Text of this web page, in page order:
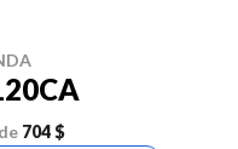
704 $